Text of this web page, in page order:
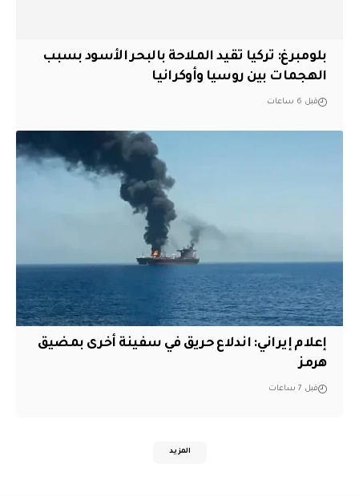
بلومبرغ: تركيا تقيد الملاحة بالبحر الأسود بسبب
الهجمات بين روسيا وأوكرانيا
قبل 6 ساعات
إعلام إيراني: اندلاع حريق في سفينة أخرى بمضيق
هرمز
قبل 7 ساعات
المزيد